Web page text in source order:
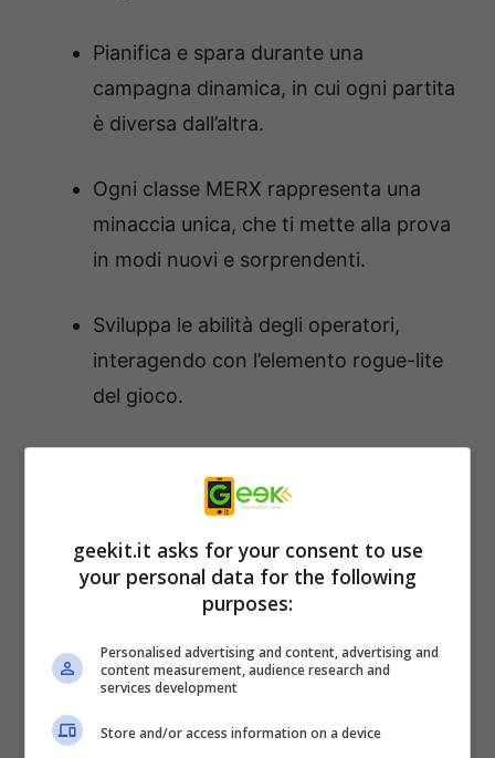
Pianifica e spara durante una
campagna dinamica, in cui ogni partita
è diversa dall’altra.
Ogni classe MERX rappresenta una
minaccia unica, che ti mette alla prova
in modi nuovi e sorprendenti.
Sviluppa le abilità degli operatori,
interagendo con l’elemento rogue-lite
del gioco.
assalto e adatta la tua strategia lungo il
distribuite in 4 diverse location, con
ogni mappa rimodellata dal Parametric
nuove strategie e sfide a ogni partita.
Ann Hurley, General Manager, Team17 Digital,
geekit.it asks for your consent to use
your personal data for the following
purposes:
Personalised advertising and content, advertising and
content measurement, audience research and
services development
Store and/or access information on a device